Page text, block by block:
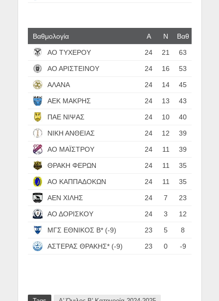
Βαθμολογία Α N Βαθ
ΑΟ ΤΥΧΕΡΟΥ 24 21 63
ΑΟ ΑΡΙΣΤΕΙΝΟΥ 24 16 53
ΑΛΑΝΑ 24 14 45
ΑΕΚ ΜΑΚΡΗΣ 24 13 43
ΠΑΕ ΝΙΨΑΣ 24 10 40
ΝΙΚΗ ΑΝΘΕΙΑΣ 24 12 39
ΑΟ ΜΑΪΣΤΡΟΥ 24 11 39
ΘΡΑΚΗ ΦΕΡΩΝ 24 11 35
ΑΟ ΚΑΠΠΑΔΟΚΩΝ 24 11 35
ΑΕΝ ΧΙΛΗΣ 24 7 23
ΑΟ ΔΟΡΙΣΚΟΥ 24 3 12
ΜΓΣ ΕΘΝΙΚΟΣ Β* (-9) 23 5 8
ΑΣΤΕΡΑΣ ΘΡΑΚΗΣ* (-9) 23 0 -9